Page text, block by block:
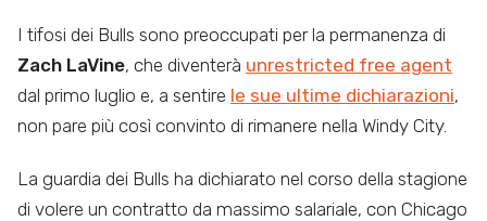
I tifosi dei Bulls sono preoccupati per la permanenza di
Zach LaVine, che diventerà unrestricted free agent
dal primo luglio e, a sentire le sue ultime dichiarazioni,
non pare più così convinto di rimanere nella Windy City.
La guardia dei Bulls ha dichiarato nel corso della stagione
di volere un contratto da massimo salariale, con Chicago